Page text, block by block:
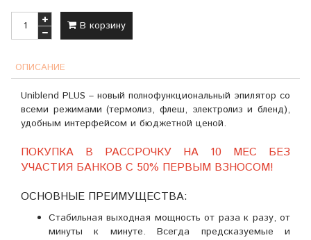
В корзину
ОПИСАНИЕ
Uniblend PLUS – новый полнофункциональный эпилятор со
всеми режимами (термолиз, флеш, электролиз и бленд),
удобным интерфейсом и бюджетной ценой.
ПОКУПКА В РАССРОЧКУ НА 10 МЕС БЕЗ
УЧАСТИЯ БАНКОВ С 50% ПЕРВЫМ ВЗНОСОМ!
ОСНОВНЫЕ ПРЕИМУЩЕСТВА:
Стабильная выходная мощность от раза к разу, от
минуты к минуте. Всегда предсказуемые и